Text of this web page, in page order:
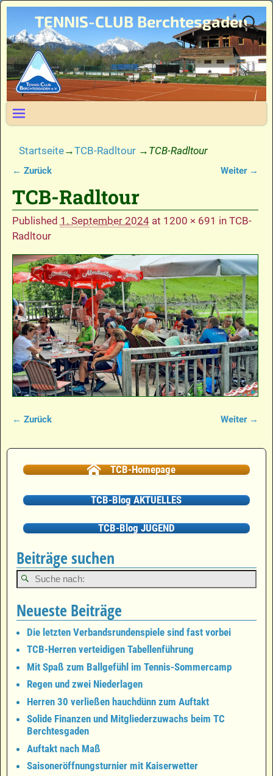
TENNIS-CLUB Berchtesgaden
Startseite→TCB-Radltour → TCB-Radltour
← Zurück Weiter →
TCB-Radltour
Published 1. September 2024at 1200 × 691 in TCB-
Radltour
← Zurück Weiter →
TCB-Homepage
TCB-Blog AKTUELLES
TCB-Blog JUGEND
Beiträge suchen
Neueste Beiträge
Die letzten Verbandsrundenspiele sind fast vorbei
TCB-Herren verteidigen Tabellenführung
Mit Spaß zum Ballgefühl im Tennis-Sommercamp
Regen und zwei Niederlagen
Herren 30 verließen hauchdünn zum Auftakt
Solide Finanzen und Mitgliederzuwachs beim TC
Berchtesgaden
Auftakt nach Maß
Saisoneröffnungsturnier mit Kaiserwetter